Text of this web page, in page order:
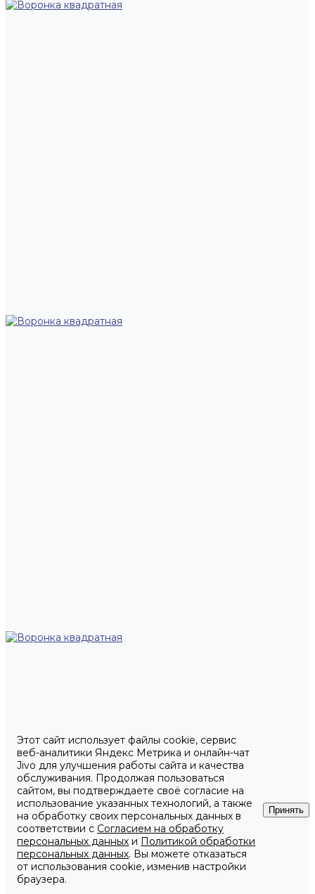
Этот сайт использует файлы cookie, сервис
веб-аналитики Яндекс Метрика и онлайн-чат
Jivo для улучшения работы сайта и качества
обслуживания. Продолжая пользоваться
сайтом, вы подтверждаете своё согласие на
использование указанных технологий, а также
на обработку своих персональных данных в
соответствии с Согласием на обработку
персональных данных и Политикой обработки
персональных данных. Вы можете отказаться
от использования cookie, изменив настройки
браузера.
Принять